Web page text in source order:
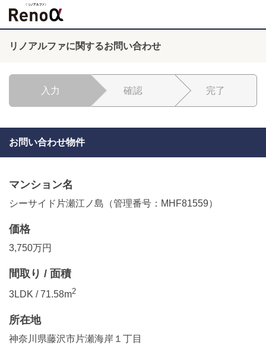
リノアルファに関するお問い合わせ
入力 確認 完了
お問い合わせ物件
マンション名
シーサイド片瀬江ノ島（管理番号：MHF81559）
価格
3,750万円
間取り / 面積
3LDK / 71.58m2
所在地
神奈川県藤沢市片瀬海岸１丁目